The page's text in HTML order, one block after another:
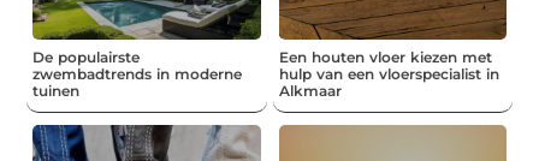
De populairste
zwembadtrends in moderne
tuinen
Een houten vloer kiezen met
hulp van een vloerspecialist in
Alkmaar